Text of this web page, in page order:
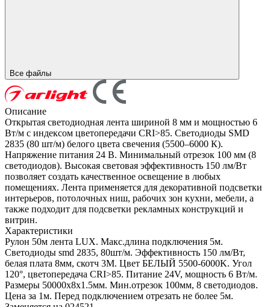
Все файлы
Описание
Открытая светодиодная лента шириной 8 мм и мощностью 6
Вт/м с индексом цветопередачи CRI>85. Светодиоды SMD
2835 (80 шт/м) белого цвета свечения (5500–6000 К).
Напряжение питания 24 В. Минимальный отрезок 100 мм (8
светодиодов). Высокая световая эффективность 150 лм/Вт
позволяет создать качественное освещение в любых
помещениях. Лента применяется для декоративной подсветки
интерьеров, потолочных ниш, рабочих зон кухни, мебели, а
также подходит для подсветки рекламных конструкций и
витрин.
Характеристики
Рулон 50м лента LUX. Макс.длина подключения 5м.
Светодиоды smd 2835, 80шт/м. Эффективность 150 лм/Вт,
белая плата 8мм, скотч 3М. Цвет БЕЛЫЙ 5500-6000K. Угол
120°, цветопередача CRI>85. Питание 24V, мощность 6 Вт/м.
Размеры 50000х8х1.5мм. Мин.отрезок 100мм, 8 светодиодов.
Цена за 1м. Перед подключением отрезать не более 5м.